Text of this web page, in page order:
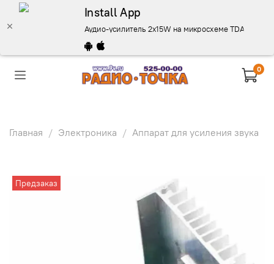
Install App
Аудио-усилитель 2х15W на микросхеме TDA7297
0
Главная Электроника Аппарат для усиления звука
Предзаказ